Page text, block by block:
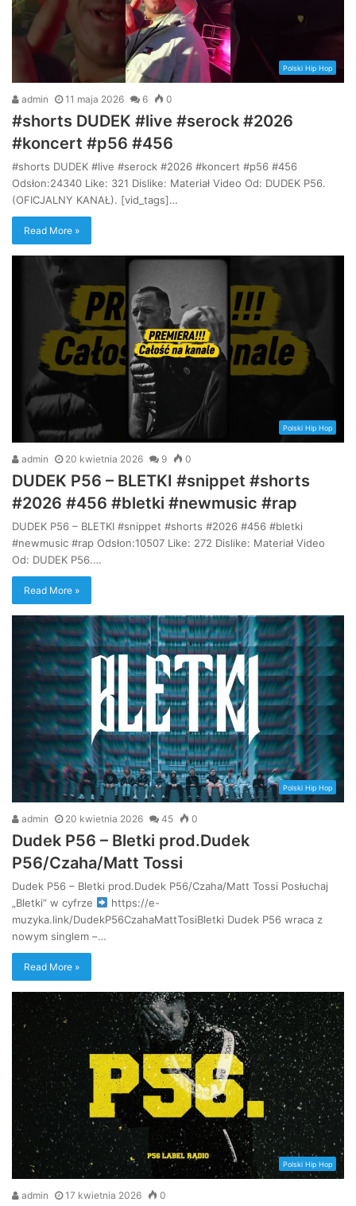
Polski Hip Hop
admin 11 maja 2026 6 0
#shorts DUDEK #live #serock #2026
#koncert #p56 #456
#shorts DUDEK #live #serock #2026 #koncert #p56 #456
Odsłon:24340 Like: 321 Dislike: Materiał Video Od: DUDEK P56.
(OFICJALNY KANAŁ). [vid_tags]…
Read More »
Polski Hip Hop
admin 20 kwietnia 2026 9 0
DUDEK P56 – BLETKI #snippet #shorts
#2026 #456 #bletki #newmusic #rap
DUDEK P56 – BLETKI #snippet #shorts #2026 #456 #bletki
#newmusic #rap Odsłon:10507 Like: 272 Dislike: Materiał Video
Od: DUDEK P56.…
Read More »
Polski Hip Hop
admin 20 kwietnia 2026 45 0
Dudek P56 – Bletki prod.Dudek
P56/Czaha/Matt Tossi
Dudek P56 – Bletki prod.Dudek P56/Czaha/Matt Tossi Posłuchaj
„Bletki” w cyfrze
https://e-
muzyka.link/DudekP56CzahaMattTosiBletki Dudek P56 wraca z
nowym singlem –…
Read More »
Polski Hip Hop
admin 17 kwietnia 2026 0